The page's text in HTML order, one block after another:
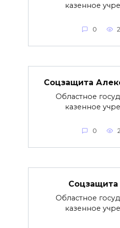
казенное
0
Соцзащита
Областное
казенное
0
Соцзащита
Областное
казенное